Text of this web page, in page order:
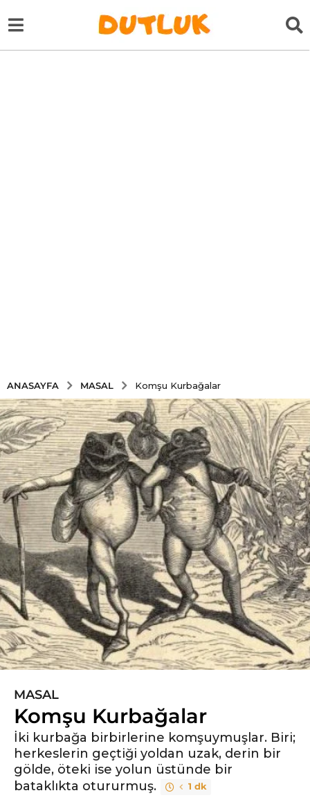
ANASAYFA MASAL Komşu Kurbağalar
6
y
ı
l
ö
n
c
MASAL
Komşu Kurbağalar
İki kurbağa birbirlerine komşuymuşlar. Biri;
herkeslerin geçtiği yoldan uzak, derin bir
gölde, öteki ise yolun üstünde bir
bataklıkta otururmuş.
1 dk